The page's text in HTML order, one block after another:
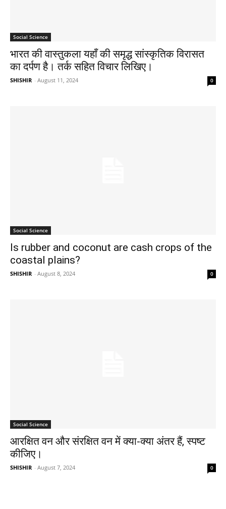
Social Science
भारत की वास्तुकला यहाँ की समृद्ध सांस्कृतिक विरासत
का दर्पण है। तर्क सहित विचार लिखिए।
SHISHIR - August 11, 2024 0
Social Science
Is rubber and coconut are cash crops of the
coastal plains?
SHISHIR - August 8, 2024 0
Social Science
आरक्षित वन और संरक्षित वन में क्या-क्या अंतर हैं, स्पष्ट
कीजिए।
SHISHIR - August 7, 2024 0